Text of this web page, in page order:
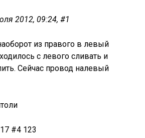
2012, 09:24, #1
из правого в левый
с левого сливать и
Сейчас провод налевый
#4 123